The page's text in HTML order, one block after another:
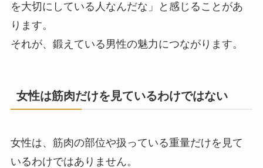
を大切にしている人なんだな」と感じることがあ
ります。
それが、鍛えている男性の魅力につながります。
女性は筋肉だけを見ているわけではない
女性は、筋肉の部位や扱っている重量だけを見て
いるわけではありません。